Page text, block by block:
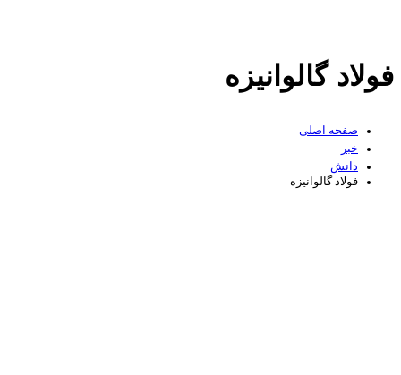
فولاد گالوانیزه
صفحه اصلی
خبر
دانش
فولاد گالوانیزه